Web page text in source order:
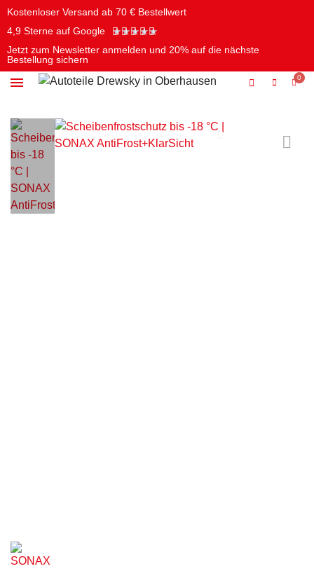
Kostenloser Versand ab 70 € Bestellwert
4,9 Sterne auf Google
★★★★★
Jetzt zum Newsletter anmelden und 20% auf die nächste
Bestellung sichern